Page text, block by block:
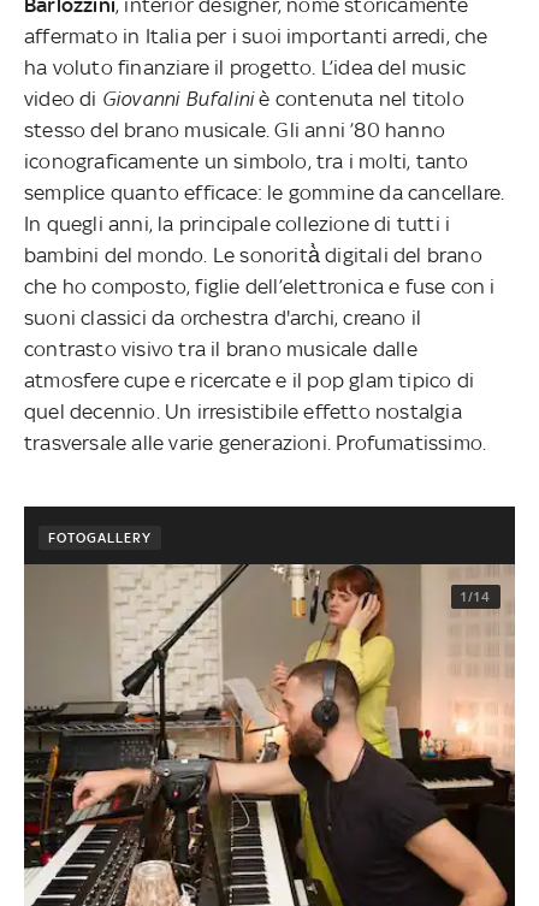
affermato in Italia per i suoi importanti arredi, che
ha voluto finanziare il progetto. L’idea del music
video di Giovanni Bufaliniè contenuta nel titolo
stesso del brano musicale. Gli anni ’80 hanno
iconograficamente un simbolo, tra i molti, tanto
semplice quanto efficace: le gommine da cancellare.
In quegli anni, la principale collezione di tutti i
bambini del mondo. Le sonorità̀ digitali del brano
che ho composto, figlie dell’elettronica e fuse con i
suoni classici da orchestra d'archi, creano il
contrasto visivo tra il brano musicale dalle
atmosfere cupe e ricercate e il pop glam tipico di
quel decennio. Un irresistibile effetto nostalgia
trasversale alle varie generazioni. Profumatissimo.
FOTOGALLERY
1/14